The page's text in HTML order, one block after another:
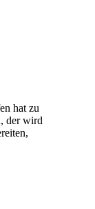
hat zu
der wird